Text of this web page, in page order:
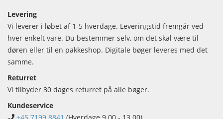
Levering
Vi leverer i løbet af 1-5 hverdage. Leveringstid fremgår ved
hver enkelt vare. Du bestemmer selv, om det skal være til
døren eller til en pakkeshop. Digitale bøger leveres med det
samme.
Returret
Vi tilbyder 30 dages returret på alle bøger.
Kundeservice